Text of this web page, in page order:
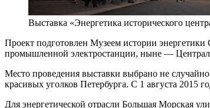
Выставка «Энергетика исторического
Проект подготовлен Музеем истории
промышленной электростанции, ныне —
Место проведения выставки выбрано не
красивых уголков Петербурга. С 1 августа 2015
Для энергетической отрасли Большая Морская